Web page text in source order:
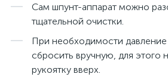
Сам шпунт-аппарат можно
тщательной очистки.
При необходимости
сбросить вручную, для этого
рукоятку вверх.